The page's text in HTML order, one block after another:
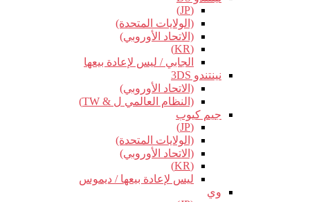
(JP)
(الولايات المتحدة)
(الاتحاد الأوروبي)
(KR)
الجابي / ليس لإعادة بيعها
نينتندو 3DS
(الاتحاد الأوروبي)
(النظام العالمي ل & TW)
جيم كيوب
(JP)
(الولايات المتحدة)
(الاتحاد الأوروبي)
(KR)
ليس لإعادة بيعها / ديموس
وي